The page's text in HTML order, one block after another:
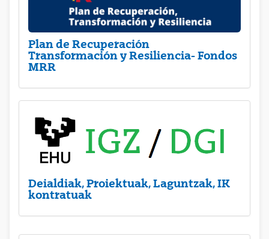
Plan de Recuperación
Transformación y Resiliencia- Fondos
MRR
Deialdiak, Proiektuak, Laguntzak, IK
kontratuak